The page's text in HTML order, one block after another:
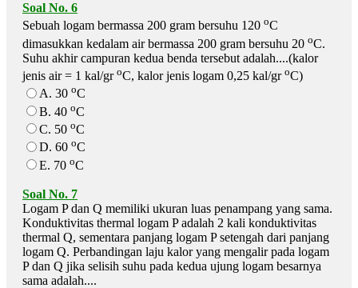
Soal No. 6
Sebuah logam bermassa 200 gram bersuhu 120 oC
dimasukkan kedalam air bermassa 200 gram bersuhu 20 oC.
Suhu akhir campuran kedua benda tersebut adalah....(kalor
jenis air = 1 kal/gr oC, kalor jenis logam 0,25 kal/gr oC)
A. 30 oC
B. 40 oC
C. 50 oC
D. 60 oC
E. 70 oC
Soal No. 7
Logam P dan Q memiliki ukuran luas penampang yang sama.
Konduktivitas thermal logam P adalah 2 kali konduktivitas
thermal Q, sementara panjang logam P setengah dari panjang
logam Q. Perbandingan laju kalor yang mengalir pada logam
P dan Q jika selisih suhu pada kedua ujung logam besarnya
sama adalah....